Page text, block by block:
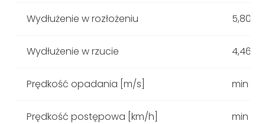
Wydłużenie w rozłożeniu 5,80
Wydłużenie w rzucie 4,46
Prędkość opadania [m/s] min =
Prędkość postępowa [km/h] min =